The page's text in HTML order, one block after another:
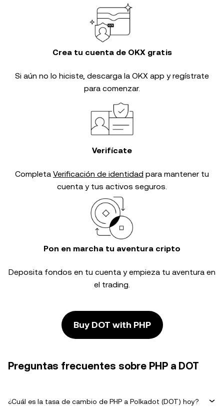
Crea tu cuenta de OKX gratis
Si aún no lo hiciste, descarga la OKX app y regístrate
para comenzar.
Verifícate
Completa Verificación de identidad para mantener tu
cuenta y tus activos seguros.
Pon en marcha tu aventura cripto
Deposita fondos en tu cuenta y empieza tu aventura en
el trading.
Buy DOT with PHP
Preguntas frecuentes sobre PHP a DOT
¿Cuál es la tasa de cambio de PHP a Polkadot (DOT) hoy?